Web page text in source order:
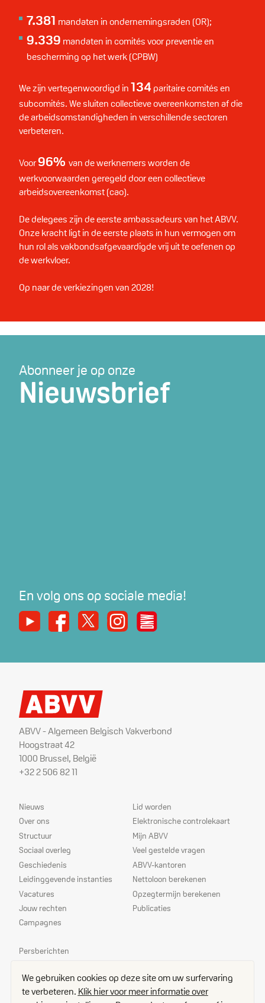
7.381 mandaten in ondernemingsraden (OR);
9.339 mandaten in comités voor preventie en
bescherming op het werk (CPBW)
We zijn vertegenwoordigd in134 paritaire comités en
subcomités. We sluiten collectieve overeenkomsten af die
de arbeidsomstandigheden in verschillende sectoren
verbeteren.
Voor96% van de werknemers worden de
werkvoorwaarden geregeld door een collectieve
arbeidsovereenkomst (cao).
De delegees zijn de eerste ambassadeurs van het ABVV.
Onze kracht ligt in de eerste plaats in hun vermogen om
hun rol als vakbondsafgevaardigde vrij uit te oefenen op
de werkvloer.
Op naar de verkiezingen van 2028!
Abonneer je op onze
Nieuwsbrief
En volg ons op sociale media!
YoutubeFacebook
X InstagramDe Nieuwe Werker
ABVV - Algemeen Belgisch Vakverbond
Hoogstraat 42
1000 Brussel, België
+32 2 506 82 11
Sitemap
Nieuws
Over ons
Structuur
Sociaal overleg
Geschiedenis
Leidinggevende instanties
Vacatures
Jouw rechten
Campagnes
Dienstverlening
Lid worden
Elektronische controlekaart
Mijn ABVV
Veel gestelde vragen
ABVV-kantoren
Nettoloon berekenen
Opzegtermijn berekenen
Publicaties
Prioriteiten
Persberichten
Delegees
Contact
We gebruiken cookies op deze site om uw surfervaring
te verbeteren. Klik hier voor meer informatie over